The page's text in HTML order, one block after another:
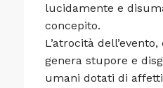
lucidamente e
concepito.
L’atrocità
genera stupore e
umani dotati di